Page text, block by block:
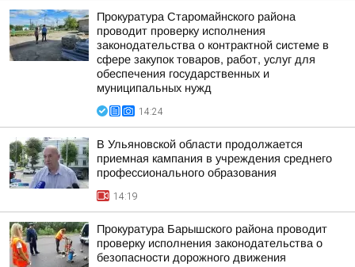
Прокуратура Старомайнского района
проводит проверку исполнения
законодательства о контрактной системе в
сфере закупок товаров, работ, услуг для
обеспечения государственных и
муниципальных нужд
14:24
В Ульяновской области продолжается
приемная кампания в учреждения среднего
профессионального образования
14:19
Прокуратура Барышского района проводит
проверку исполнения законодательства о
безопасности дорожного движения